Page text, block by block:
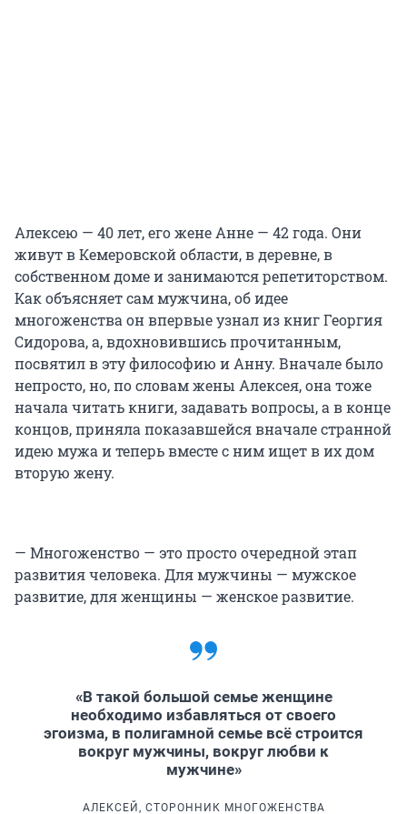
Алексею — 40 лет, его жене Анне — 42 года. Они
живут в Кемеровской области, в деревне, в
собственном доме и занимаются репетиторством.
Как объясняет сам мужчина, об идее
многоженства он впервые узнал из книг Георгия
Сидорова, а, вдохновившись прочитанным,
посвятил в эту философию и Анну. Вначале было
непросто, но, по словам жены Алексея, она тоже
начала читать книги, задавать вопросы, а в конце
концов, приняла показавшейся вначале странной
идею мужа и теперь вместе с ним ищет в их дом
вторую жену.
— Многоженство — это просто очередной этап
развития человека. Для мужчины — мужское
развитие, для женщины — женское развитие.
«В такой большой семье женщине
необходимо избавляться от своего
эгоизма, в полигамной семье всё строится
вокруг мужчины, вокруг любви к
мужчине»
АЛЕКСЕЙ, СТОРОННИК МНОГОЖЕНСТВА